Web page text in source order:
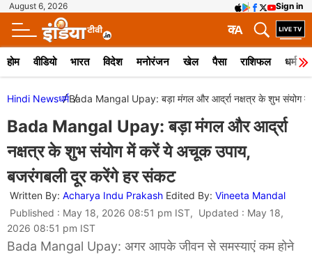
August 6, 2026 Sign in
A
क
होम वीडियो भारत विदेश मनोरंजन खेल पैसा राशिफल धर्म
Hindi Newsधर्मBada Mangal Upay: बड़ा मंगल और आर्द्रा नक्षत्र के शुभ संयोग
Bada Mangal Upay: बड़ा मंगल और आर्द्रा
नक्षत्र के शुभ संयोग में करें ये अचूक उपाय,
बजरंगबली दूर करेंगे हर संकट
Written By: Acharya Indu Prakash Edited By: Vineeta Mandal
Published : May 18, 2026 08:51 pm IST, Updated : May 18,
2026 08:51 pm IST
Bada Mangal Upay: अगर आपके जीवन से समस्याएं कम होने